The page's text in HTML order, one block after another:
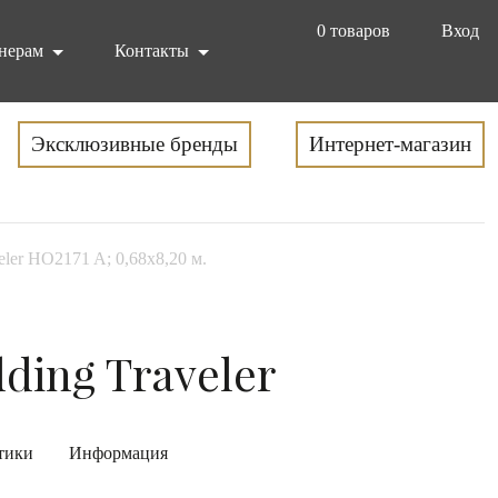
0 товаров
Вход
Контакты
Эксклюзивные бренды Интернет-магазин
HO2171 A; 0,68x8,20 м.
Traveler
Информация